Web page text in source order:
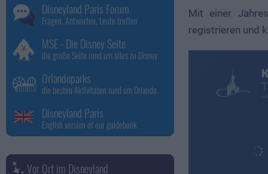
Mit einer
registrieren und
Disneyland Paris Forum
Fragen, Antworten, Leute treffen
MSE - Die Disney Seite
die große Seite rund um alles zu Disney
Orlandoparks
die besten Aktivitäten rund um Orlando
Disneyland Paris
English version of our guidebook
Vor Ort im Disneyland